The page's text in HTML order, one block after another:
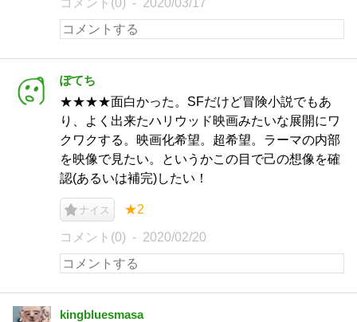
コメント(0) 2020/03/17
ぽてち
★★★★面白かった。SFだけど冒険小説でもあ
り、よく出来たハリウッド映画みたいな展開にワ
クワクする。映画化希望。超希望。ラーマの内部
を映像で見たい。というかこの目で己の想像を確
認(あるいは補完)したい！
ナイス ★2
コメント(0) 2020/02/20
kingbluesmasa